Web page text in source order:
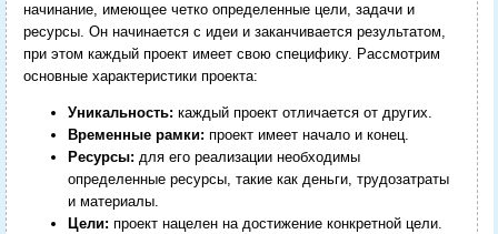
начинание, имеющее четко определенные цели, задачи и
ресурсы. Он начинается с идеи и заканчивается результатом,
при этом каждый проект имеет свою специфику. Рассмотрим
основные характеристики проекта:
Уникальность: каждый проект отличается от других.
Временные рамки: проект имеет начало и конец.
Ресурсы: для его реализации необходимы
определенные ресурсы, такие как деньги, трудозатраты
и материалы.
Цели: проект нацелен на достижение конкретной цели.